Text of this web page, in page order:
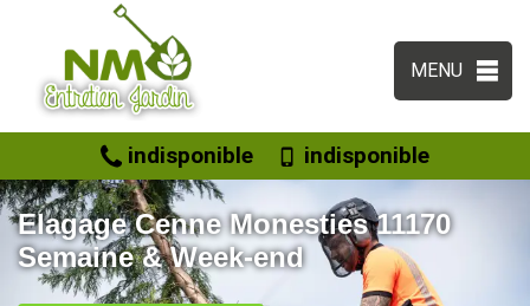
MENU
indisponible indisponible
Elagage Cenne Monesties 11170
Semaine & Week-end